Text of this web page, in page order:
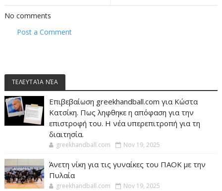
No comments
Post a Comment
ΤΕΛΕΥΤΑΊΑ ΝΈΑ
Επιβεβαίωση greekhandball.com για Κώστα
Κατσίκη. Πως ληφθηκε η απόφαση για την
επιστροφή του. Η νέα υπερεπιτροπή για τη
διαιτησία.
greekhandball.com Nov 19, 2025
Άνετη νίκη για τις γυναίκες του ΠΑΟΚ με την
Πυλαία
greekhandball.com Nov 19, 2025